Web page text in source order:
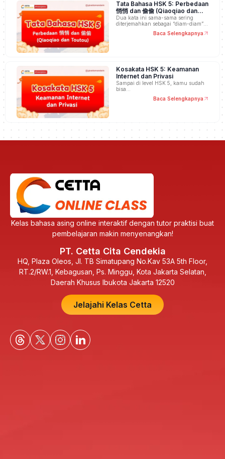
Tata Bahasa HSK 5: Perbedaan
悄悄 dan 偷偷 (Qiaoqiao dan
Toutou)
Dua kata ini sama-sama sering
diterjemahkan sebagai “diam-diam”,
Baca Selengkapnya
Kosakata HSK 5: Keamanan
Internet dan Privasi
Sampai di level HSK 5, kamu sudah
bisa…
Baca Selengkapnya
Kelas bahasa asing online interaktif dengan tutor praktisi buat
pembelajaran makin menyenangkan!
PT. Cetta Cita Cendekia
HQ, Plaza Oleos, Jl. TB Simatupang No.Kav 53A 5th Floor,
RT.2/RW.1, Kebagusan, Ps. Minggu, Kota Jakarta Selatan,
Daerah Khusus Ibukota Jakarta 12520
Jelajahi Kelas Cetta